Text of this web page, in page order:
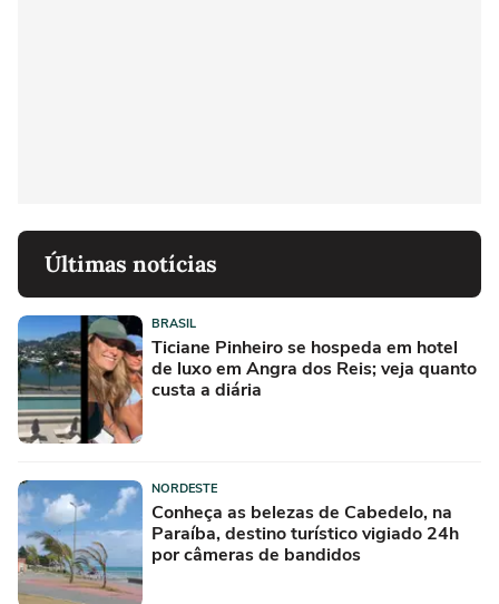
Últimas notícias
BRASIL
Ticiane Pinheiro se hospeda em hotel
de luxo em Angra dos Reis; veja quanto
custa a diária
NORDESTE
Conheça as belezas de Cabedelo, na
Paraíba, destino turístico vigiado 24h
por câmeras de bandidos